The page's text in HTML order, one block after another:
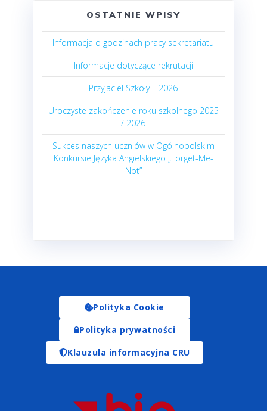
OSTATNIE WPISY
Informacja o godzinach pracy sekretariatu
Informacje dotyczące rekrutacji
Przyjaciel Szkoły – 2026
Uroczyste zakończenie roku szkolnego 2025
/ 2026
Sukces naszych uczniów w Ogólnopolskim
Konkursie Języka Angielskiego „Forget-Me-
Not”
Polityka Cookie
Polityka prywatności
Klauzula informacyjna CRU